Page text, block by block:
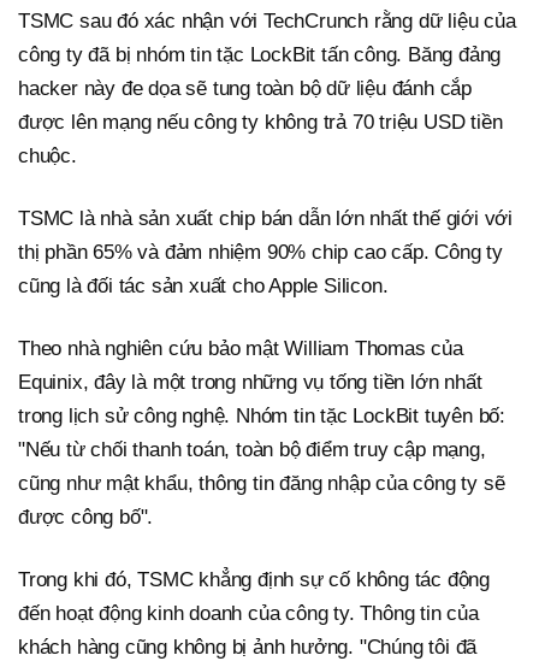
TSMC sau đó xác nhận với TechCrunch rằng dữ liệu của
công ty đã bị nhóm tin tặc LockBit tấn công. Băng đảng
hacker này đe dọa sẽ tung toàn bộ dữ liệu đánh cắp
được lên mạng nếu công ty không trả 70 triệu USD tiền
chuộc.
TSMC là nhà sản xuất chip bán dẫn lớn nhất thế giới với
thị phần 65% và đảm nhiệm 90% chip cao cấp. Công ty
cũng là đối tác sản xuất cho Apple Silicon.
Theo nhà nghiên cứu bảo mật William Thomas của
Equinix, đây là một trong những vụ tống tiền lớn nhất
trong lịch sử công nghệ. Nhóm tin tặc LockBit tuyên bố:
"Nếu từ chối thanh toán, toàn bộ điểm truy cập mạng,
cũng như mật khẩu, thông tin đăng nhập của công ty sẽ
được công bố".
Trong khi đó, TSMC khẳng định sự cố không tác động
đến hoạt động kinh doanh của công ty. Thông tin của
khách hàng cũng không bị ảnh hưởng. "Chúng tôi đã